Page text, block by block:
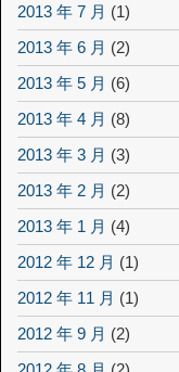
2013 年 7 月 (1)
2013 年 6 月 (2)
2013 年 5 月 (6)
2013 年 4 月 (8)
2013 年 3 月 (3)
2013 年 2 月 (2)
2013 年 1 月 (4)
2012 年 12 月 (1)
2012 年 11 月 (1)
2012 年 9 月 (2)